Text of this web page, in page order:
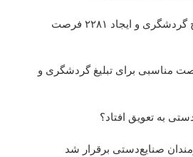
بهره‌برداری ١٨٣ طرح گردشگری و ایجاد ٢٢٨١ فرصت
مناسبی برای تبلیغ گردشگری و
به تعویق افتاد؟
صنایع‌دستی برقرار شد